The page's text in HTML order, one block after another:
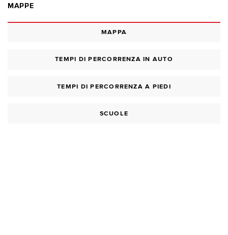
MAPPE
MAPPA
TEMPI DI PERCORRENZA IN AUTO
TEMPI DI PERCORRENZA A PIEDI
SCUOLE